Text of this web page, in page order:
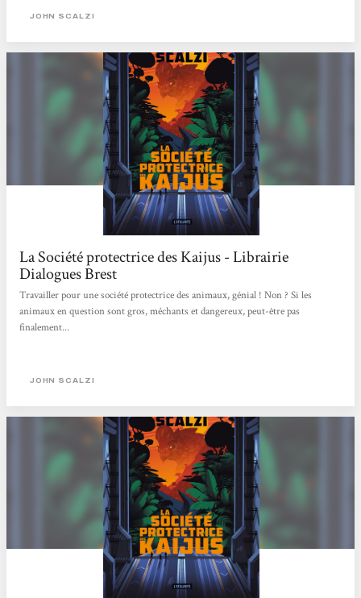
JOHN SCALZI
La Société protectrice des Kaijus - Librairie
Dialogues Brest
Travailler pour une société protectrice des animaux, génial ! Non ? Si les
animaux en question sont gros, méchants et dangereux, peut-être pas
finalement...
JOHN SCALZI